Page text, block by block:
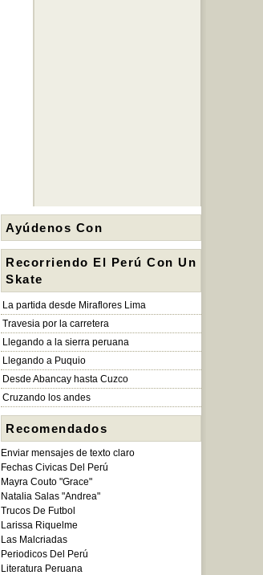
Ayúdenos Con
Recorriendo El Perú Con Un
Skate
La partida desde Miraflores Lima
Travesia por la carretera
Llegando a la sierra peruana
Llegando a Puquio
Desde Abancay hasta Cuzco
Cruzando los andes
Recomendados
Enviar mensajes de texto claro
Fechas Civicas Del Perú
Mayra Couto "Grace"
Natalia Salas "Andrea"
Trucos De Futbol
Larissa Riquelme
Las Malcriadas
Periodicos Del Perú
Literatura Peruana